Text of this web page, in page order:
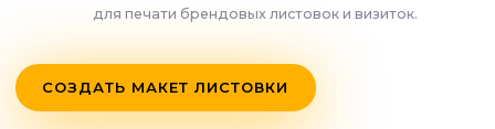
для печати брендовых листовок и визиток.
СОЗДАТЬ МАКЕТ ЛИСТОВКИ